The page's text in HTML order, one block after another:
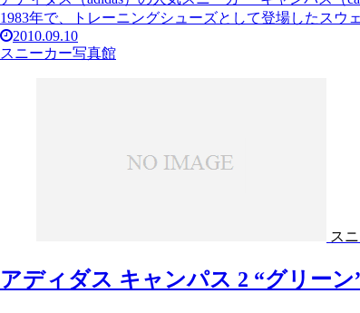
1983年で、トレーニングシューズとして登場したスウ
2010.09.10
スニーカー写真館
ス
アディダス キャンパス 2 “グリーン”